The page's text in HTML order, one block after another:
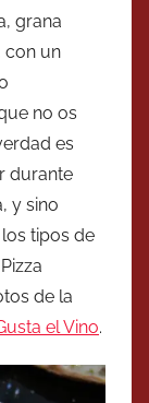
grana
con un
no os
es
durante
y sino
tipos de
de la
el Vino.